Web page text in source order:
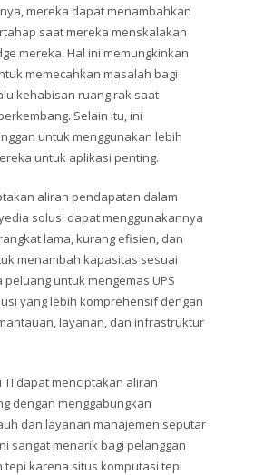
mereka dapat menambahkan
saat mereka menskalakan
mereka. Hal ini memungkinkan
memecahkan masalah bagi
kehabisan ruang rak saat
Selain itu, ini
untuk menggunakan lebih
untuk aplikasi penting.
aliran pendapatan dalam
solusi dapat menggunakannya
lama, kurang efisien, dan
menambah kapasitas sesuai
untuk mengemas UPS
yang lebih komprehensif dengan
layanan, dan infrastruktur
TI dapat menciptakan aliran
dengan menggabungkan
dan layanan manajemen seputar
sangat menarik bagi pelanggan
karena situs komputasi tepi